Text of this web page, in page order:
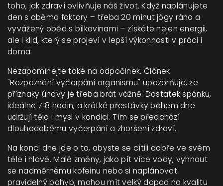
toho, jak zdraví ovlivňuje náš život. Když naplánujete
den s oběma faktory – třeba 20 minut jógy ráno a
vyvážený oběd s bílkovinami – získáte nejen energii,
ale i klid, který se projeví v lepší výkonnosti v práci i
doma.
Nezapomínejte také na odpočinek. Článek
"Rozpoznání vyčerpání organismu" upozorňuje, že
příznaky únavy je třeba brát vážně. Dostatek spánku,
ideálně 7‑8 hodin, a krátké přestávky během dne
udržují tělo i mysl v kondici. Tím se předchází
dlouhodobému vyčerpání a zhoršení zdraví.
Na konci dne jde o to, abyste se cítili dobře ve svém
těle i hlavě. Malé změny, jako pít více vody, vyhnout
se nadměrnému kofeinu nebo si naplánovat
pravidelný pohyb, mohou mít velký dopad na kvalitu